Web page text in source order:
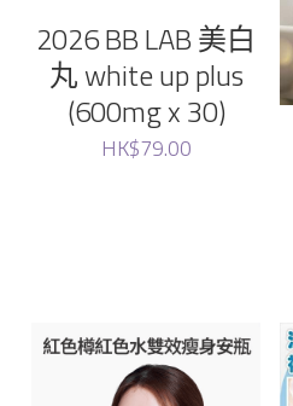
Ronas
WHOO后
magic lab
2026 BB LAB 美白
丸 white up plus
(600mg x 30)
HK$79.00